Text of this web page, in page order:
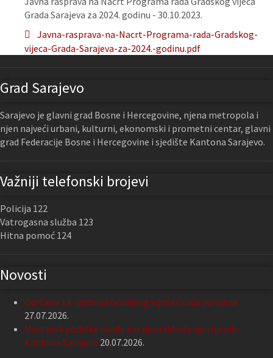
Grada Sarajeva za 2024. godinu - 30.10.2023.
Javna-rasprava-na-Nacrt-Programa-rada-Gradskog-
vijeca-Grada-Sarajeva-za-2024.-godinu.pdf
Grad Sarajevo
Sarajevo je glavni grad Bosne i Hercegovine, njena metropola i
njen najveći urbani, kulturni, ekonomski i prometni centar, glavni
grad Federacije Bosne i Hercegovine i sjedište Kantona Sarajevo.
Važniji telefonski brojevi
Policija 122
Vatrogasna služba 123
Hitna pomoć 124
Novosti
Održana 13. sjednica Gradskog vijeća Grada Sarajeva
27.07.2026.
Nastavak podrške Grada Sarajeva Udruženju slijepih
Kantona Sarajevo 20.07.2026.